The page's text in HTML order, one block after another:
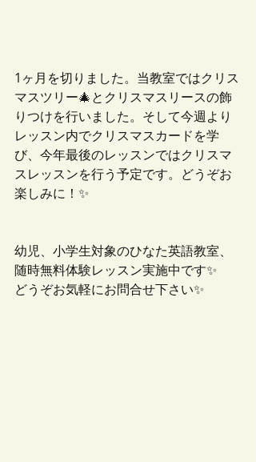
1ヶ月を切りました。当教室ではクリス
マスツリー🎄とクリスマスリースの飾
りつけを行いました。そして今週より
レッスン内でクリスマスカードを学
び、今年最後のレッスンではクリスマ
スレッスンを行う予定です。どうぞお
楽しみに！✨
幼児、小学生対象のひなた英語教室、
随時無料体験レッスン実施中です✨
どうぞお気軽にお問合せ下さい✨